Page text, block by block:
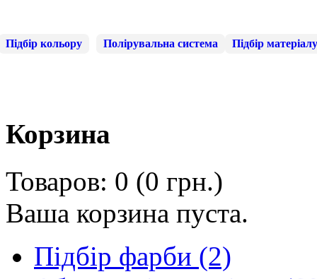
Підбір кольору Полірувальна система Підбір матеріалу
Корзина
Товаров: 0 (0 грн.)
Ваша корзина пуста.
Підбір фарби (2)